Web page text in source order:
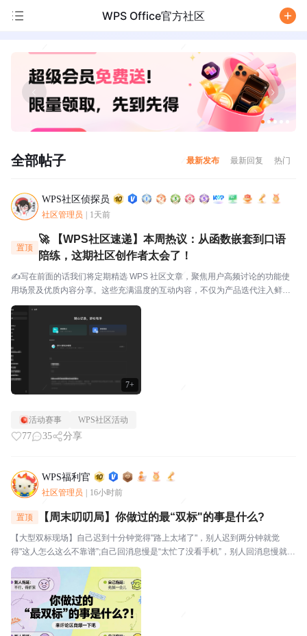
WPS Office官方社区
全部帖子 最新发布 最新回复 热门
WPS社区侦探员
社区管理员 1天前
7+
置顶
🚀 【WPS社区速递】本周热议：从函数嵌套到口语
陪练，这期社区创作者太会了！
✍️写在前面的话我们将定期精选 WPS 社区文章，聚焦用户高频讨论的功能使
用场景及优质内容分享。这些充满温度的互动内容，不仅为产品迭代注入鲜活
灵感，更搭建起官方与用户的双向沟通桥梁，每一份分享都值得被看见与珍
视。⭐关于WPS社区WPS社区（bbs.wps....
活动赛事 WPS社区活动
77 35 分享
WPS福利官
社区管理员 16小时前
置顶 【周末叨叨局】你做过的最“双标"的事是什么?
【大型双标现场】自己迟到十分钟觉得"路上太堵了"，别人迟到两分钟就觉
得"这人怎么这么不靠谱”;自己回消息慢是“太忙了没看手机”，别人回消息慢就是
“故意不回我吧”🔥玩法："我对自己___________,但对别人__________。我就
是这么双标。评论区坦...